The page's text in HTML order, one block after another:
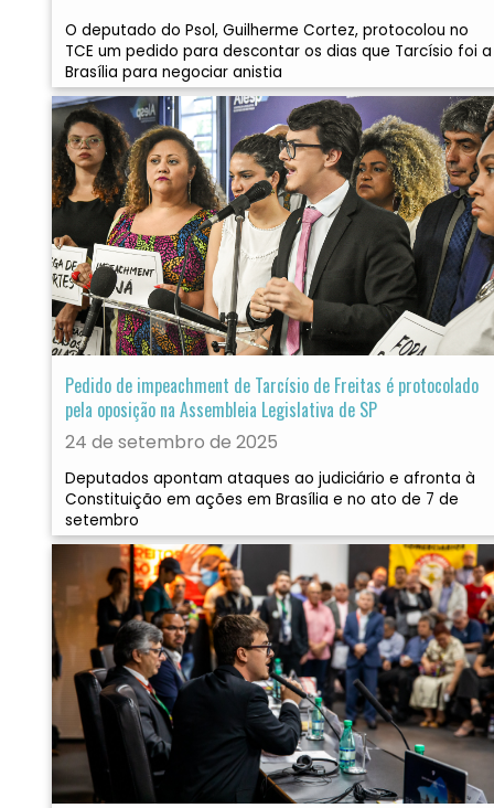
O deputado do Psol, Guilherme Cortez, protocolou no
TCE um pedido para descontar os dias que Tarcísio foi a
Brasília para negociar anistia
Pedido de impeachment de Tarcísio de Freitas é protocolado
pela oposição na Assembleia Legislativa de SP
24 de setembro de 2025
Deputados apontam ataques ao judiciário e afronta à
Constituição em ações em Brasília e no ato de 7 de
setembro